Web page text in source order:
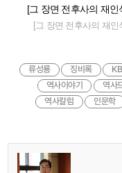
[그 장면 전후사의 재
[그 장면 전후사의 재
류성룡 징비록
역사이야기
역사
역사칼럼
인문학